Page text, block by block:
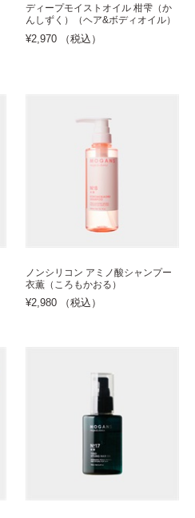
ディープモイストオイル 柑雫（か
んしずく）（ヘア&ボディオイル）
¥2,970 （税込）
ノンシリコン アミノ酸シャンプー
衣薫（ころもかおる）
¥2,980 （税込）